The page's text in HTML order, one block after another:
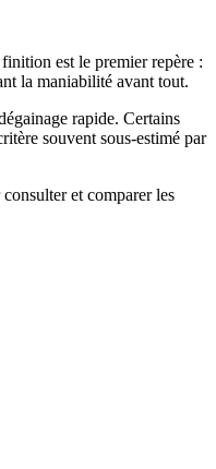
est le premier repère :
la maniabilité avant tout.
rapide. Certains
souvent sous-estimé par
et comparer les